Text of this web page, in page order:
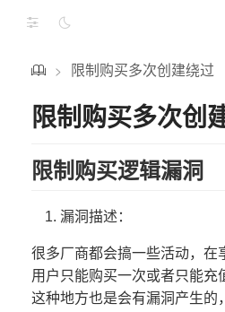
> 限制购买多次创建绕过
限制购买多次创
限制购买逻辑漏洞
漏洞描述：
很多厂商都会搞一些活动，在
用户只能购买一次或者只能充
这种地方也是会有漏洞产生的